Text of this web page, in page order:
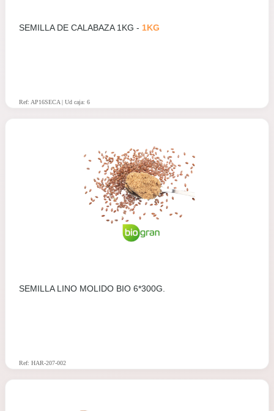
SEMILLA DE CALABAZA 1KG - 1KG
Ref: AP16SECA | Ud caja: 6
SEMILLA LINO MOLIDO BIO 6*300G.
Ref: HAR-207-002